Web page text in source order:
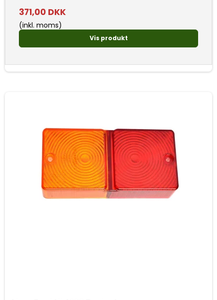
371,00 DKK
(inkl. moms)
Vis produkt